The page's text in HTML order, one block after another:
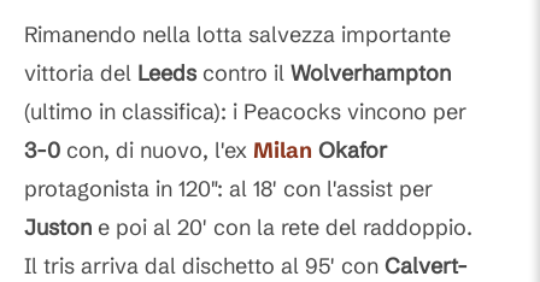
Rimanendo nella lotta salvezza importante
vittoria del Leeds contro il Wolverhampton
(ultimo in classifica): i Peacocks vincono per
3-0 con, di nuovo, l'ex Milan Okafor
protagonista in 120": al 18' con l'assist per
Juston e poi al 20' con la rete del raddoppio.
Il tris arriva dal dischetto al 95' con Calvert-